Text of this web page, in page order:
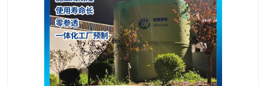
加压泵房/灌溉泵房 一体化预制泵站
不锈钢浮筒阀 真空冲洗装置
雨水收集回用装置 门式冲洗装置